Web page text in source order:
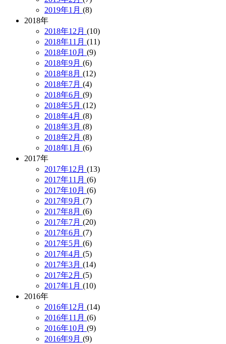
2019年1月 (8)
2018年
2018年12月 (10)
2018年11月 (11)
2018年10月 (9)
2018年9月 (6)
2018年8月 (12)
2018年7月 (4)
2018年6月 (9)
2018年5月 (12)
2018年4月 (8)
2018年3月 (8)
2018年2月 (8)
2018年1月 (6)
2017年
2017年12月 (13)
2017年11月 (6)
2017年10月 (6)
2017年9月 (7)
2017年8月 (6)
2017年7月 (20)
2017年6月 (7)
2017年5月 (6)
2017年4月 (5)
2017年3月 (14)
2017年2月 (5)
2017年1月 (10)
2016年
2016年12月 (14)
2016年11月 (6)
2016年10月 (9)
2016年9月 (9)